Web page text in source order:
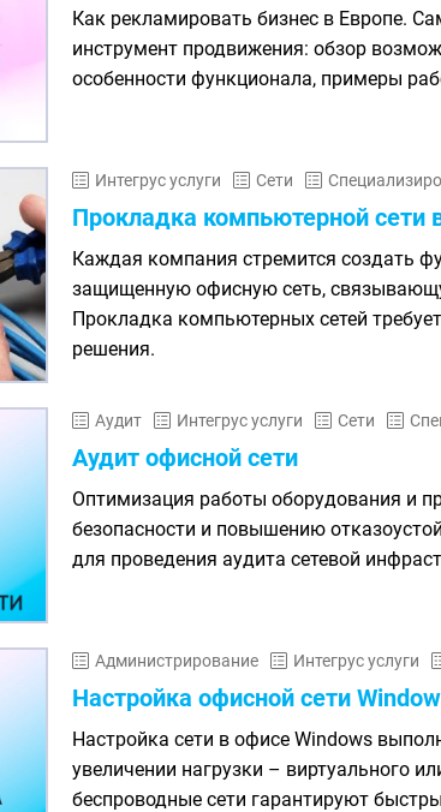
Как рекламировать бизнес в Европе.
инструмент продвижения: обзор
особенности функционала, примеры
Интегрус услуги Сети
Прокладка компьютерной сети
Каждая компания стремится создать
защищенную офисную сеть,
Прокладка компьютерных сетей
решения.
Аудит Интегрус услуги Сети
Аудит офисной сети
Оптимизация работы оборудования и
безопасности и повышению
для проведения аудита сетевой
Администрирование Интегрус услуги
Настройка офисной сети
Настройка сети в офисе Windows
увеличении нагрузки – виртуального
беспроводные сети гарантируют